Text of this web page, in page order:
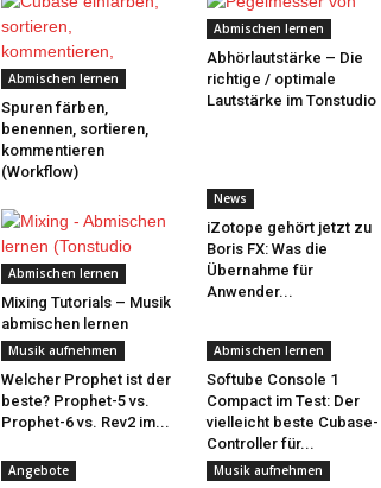
Abmischen lernen
Spuren färben,
benennen, sortieren,
kommentieren
(Workflow)
Abmischen lernen
Abhörlautstärke – Die
richtige / optimale
Lautstärke im Tonstudio
Abmischen lernen
Mixing Tutorials – Musik
abmischen lernen
News
iZotope gehört jetzt zu
Boris FX: Was die
Übernahme für
Anwender...
Musik aufnehmen
Welcher Prophet ist der
beste? Prophet-5 vs.
Prophet-6 vs. Rev2 im...
Abmischen lernen
Softube Console 1
Compact im Test: Der
vielleicht beste Cubase-
Controller für...
Angebote Musik aufnehmen